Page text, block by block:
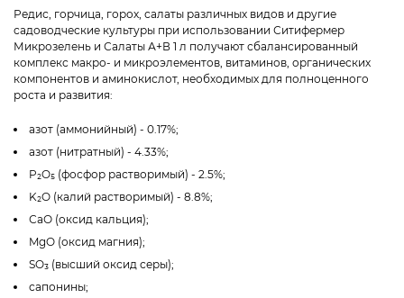
Редис, горчица, горох, салаты различных видов и другие
садоводческие культуры при использовании Ситифермер
Микрозелень и Салаты А+В 1 л получают сбалансированный
комплекс макро- и микроэлементов, витаминов, органических
компонентов и аминокислот, необходимых для полноценного
роста и развития:
азот (аммонийный) - 0.17%;
азот (нитратный) - 4.33%;
P₂O₅ (фосфор растворимый) - 2.5%;
K₂O (калий растворимый) - 8.8%;
СаО (оксид кальция);
MgO (оксид магния);
SO₃ (высший оксид серы);
сапонины;